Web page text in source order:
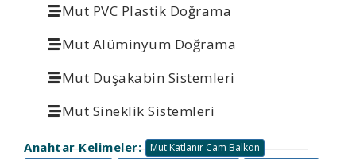
Mut PVC Plastik Doğrama
Mut Alüminyum Doğrama
Mut Duşakabin Sistemleri
Mut Sineklik Sistemleri
Anahtar Kelimeler:
Mut Katlanır Cam Balkon